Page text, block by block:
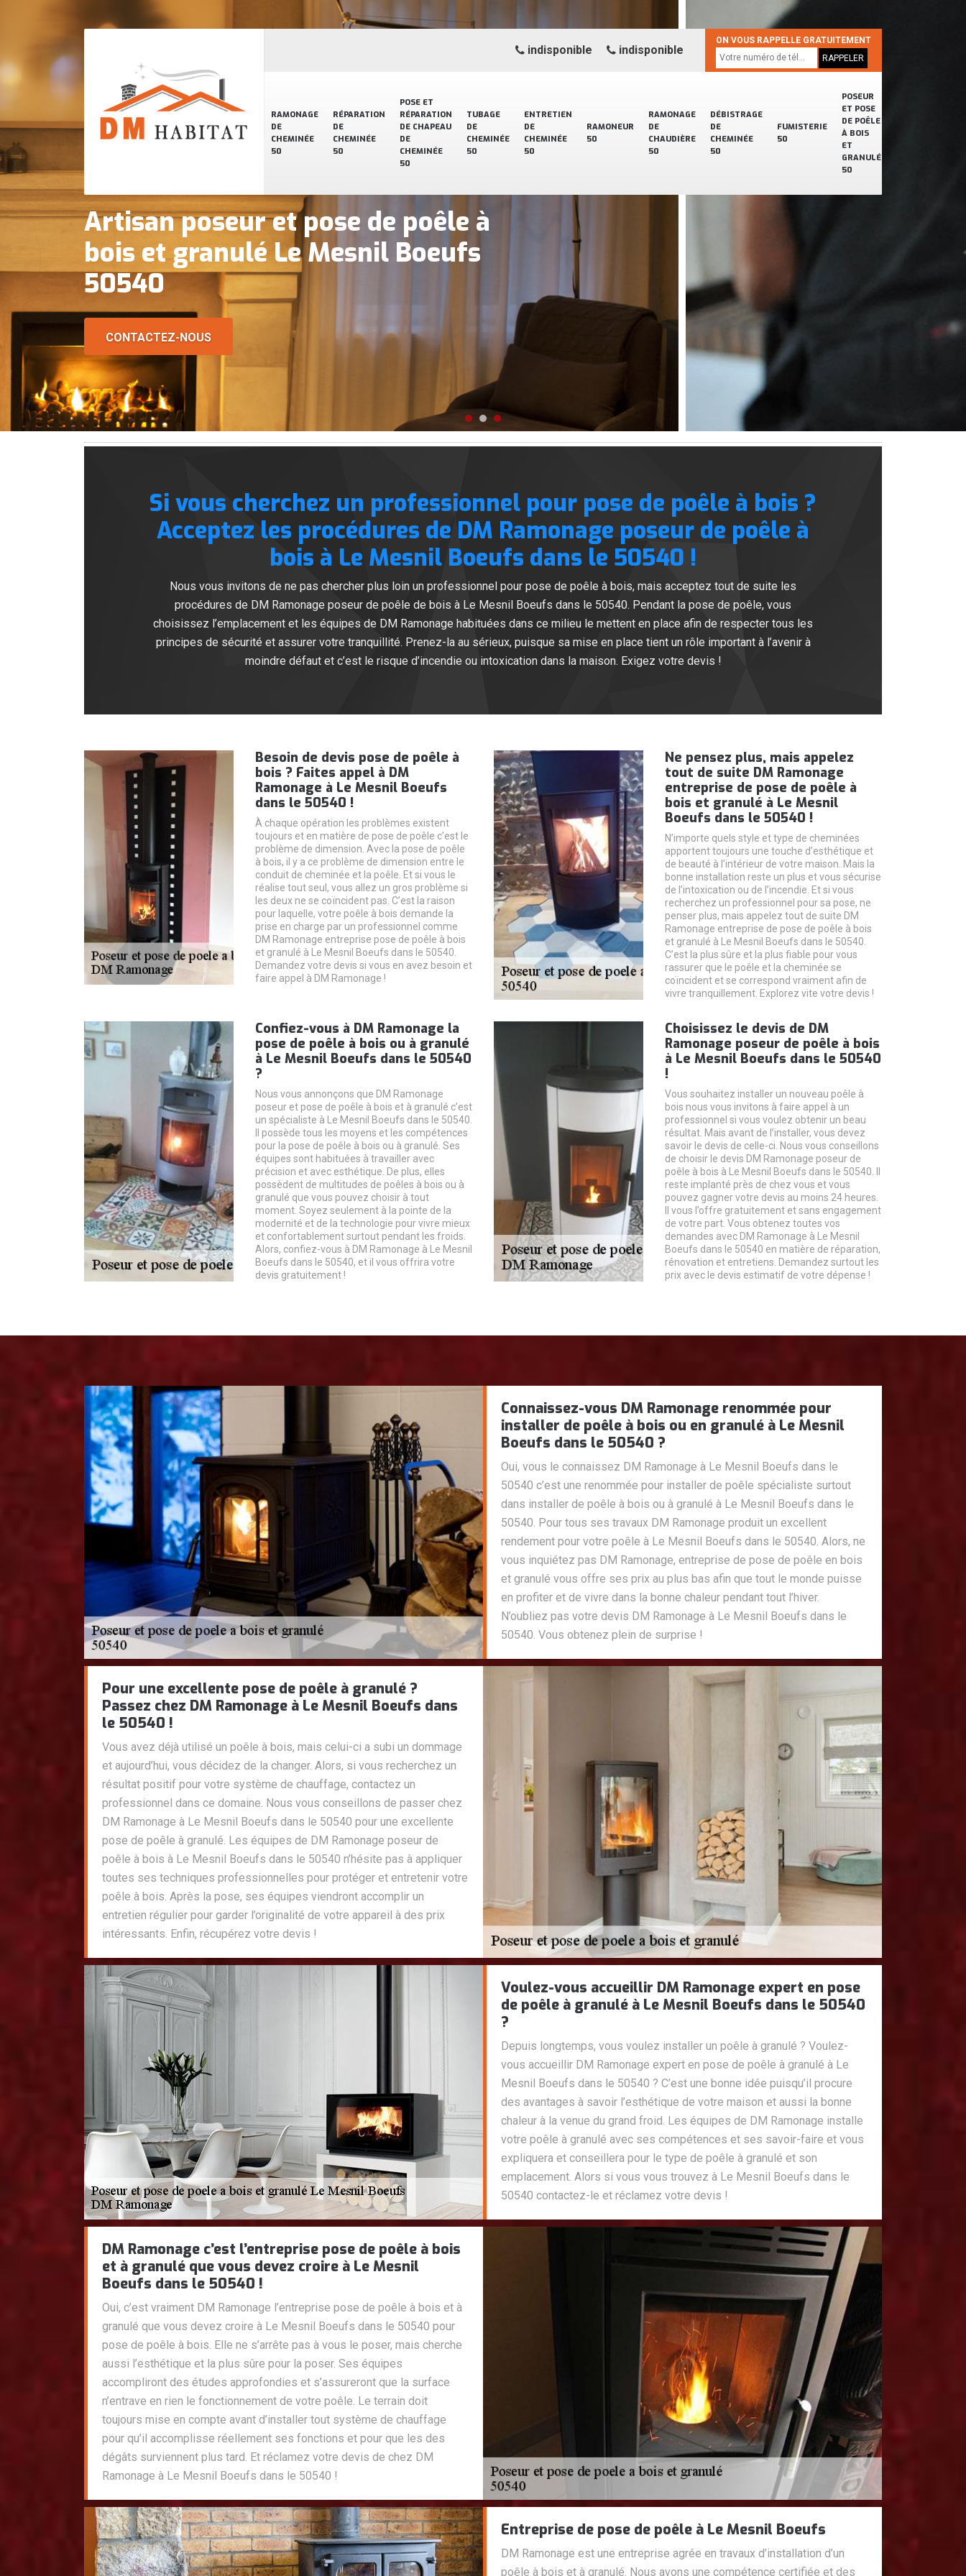
RAMONAGE
DE
CHEMINÉE
50
RÉPARATION
DE
CHEMINÉE
50
POSE ET
RÉPARATION
DE CHAPEAU
DE
CHEMINÉE
50
TUBAGE
DE
CHEMINÉE
50
ENTRETIEN
DE
CHEMINÉE
50
RAMONEUR
50
RAMONAGE
DE
CHAUDIÈRE
50
DÉBISTRAGE
DE
CHEMINÉE
50
FUMISTERIE
50
POSEUR
ET POSE
DE POÊLE
À BOIS
ET
GRANULÉ
50
indisponible indisponible
ON VOUS RAPPELLE GRATUITEMENT
Artisan poseur et pose de poêle à
bois et granulé Le Mesnil Boeufs
50540
CONTACTEZ-NOUS
Si vous cherchez un professionnel pour pose de poêle à bois ?
Acceptez les procédures de DM Ramonage poseur de poêle à
bois à Le Mesnil Boeufs dans le 50540 !
Nous vous invitons de ne pas chercher plus loin un professionnel pour pose de poêle à bois, mais acceptez tout de suite les
procédures de DM Ramonage poseur de poêle de bois à Le Mesnil Boeufs dans le 50540. Pendant la pose de poêle, vous
choisissez l’emplacement et les équipes de DM Ramonage habituées dans ce milieu le mettent en place afin de respecter tous les
principes de sécurité et assurer votre tranquillité. Prenez-la au sérieux, puisque sa mise en place tient un rôle important à l’avenir à
moindre défaut et c’est le risque d’incendie ou intoxication dans la maison. Exigez votre devis !
Besoin de devis pose de poêle à
bois ? Faites appel à DM
Ramonage à Le Mesnil Boeufs
dans le 50540 !
À chaque opération les problèmes existent
toujours et en matière de pose de poêle c’est le
problème de dimension. Avec la pose de poêle
à bois, il y a ce problème de dimension entre le
conduit de cheminée et la poêle. Et si vous le
réalise tout seul, vous allez un gros problème si
les deux ne se coïncident pas. C’est la raison
pour laquelle, votre poêle à bois demande la
prise en charge par un professionnel comme
DM Ramonage entreprise pose de poêle à bois
et granulé à Le Mesnil Boeufs dans le 50540.
Demandez votre devis si vous en avez besoin et
faire appel à DM Ramonage !
Ne pensez plus, mais appelez
tout de suite DM Ramonage
entreprise de pose de poêle à
bois et granulé à Le Mesnil
Boeufs dans le 50540 !
N’importe quels style et type de cheminées
apportent toujours une touche d’esthétique et
de beauté à l’intérieur de votre maison. Mais la
bonne installation reste un plus et vous sécurise
de l’intoxication ou de l’incendie. Et si vous
recherchez un professionnel pour sa pose, ne
penser plus, mais appelez tout de suite DM
Ramonage entreprise de pose de poêle à bois
et granulé à Le Mesnil Boeufs dans le 50540.
C’est la plus sûre et la plus fiable pour vous
rassurer que le poêle et la cheminée se
coïncident et se correspond vraiment afin de
vivre tranquillement. Explorez vite votre devis !
Confiez-vous à DM Ramonage la
pose de poêle à bois ou à granulé
à Le Mesnil Boeufs dans le 50540
?
Nous vous annonçons que DM Ramonage
poseur et pose de poêle à bois et à granulé c’est
un spécialiste à Le Mesnil Boeufs dans le 50540.
Il possède tous les moyens et les compétences
pour la pose de poêle à bois ou à granulé. Ses
équipes sont habituées à travailler avec
précision et avec esthétique. De plus, elles
possèdent de multitudes de poêles à bois ou à
granulé que vous pouvez choisir à tout
moment. Soyez seulement à la pointe de la
modernité et de la technologie pour vivre mieux
et confortablement surtout pendant les froids.
Alors, confiez-vous à DM Ramonage à Le Mesnil
Boeufs dans le 50540, et il vous offrira votre
devis gratuitement !
Choisissez le devis de DM
Ramonage poseur de poêle à bois
à Le Mesnil Boeufs dans le 50540
!
Vous souhaitez installer un nouveau poêle à
bois nous vous invitons à faire appel à un
professionnel si vous voulez obtenir un beau
résultat. Mais avant de l’installer, vous devez
savoir le devis de celle-ci. Nous vous conseillons
de choisir le devis DM Ramonage poseur de
poêle à bois à Le Mesnil Boeufs dans le 50540. Il
reste implanté près de chez vous et vous
pouvez gagner votre devis au moins 24 heures.
Il vous l’offre gratuitement et sans engagement
de votre part. Vous obtenez toutes vos
demandes avec DM Ramonage à Le Mesnil
Boeufs dans le 50540 en matière de réparation,
rénovation et entretiens. Demandez surtout les
prix avec le devis estimatif de votre dépense !
Connaissez-vous DM Ramonage renommée pour
installer de poêle à bois ou en granulé à Le Mesnil
Boeufs dans le 50540 ?
Oui, vous le connaissez DM Ramonage à Le Mesnil Boeufs dans le
50540 c’est une renommée pour installer de poêle spécialiste surtout
dans installer de poêle à bois ou à granulé à Le Mesnil Boeufs dans le
50540. Pour tous ses travaux DM Ramonage produit un excellent
rendement pour votre poêle à Le Mesnil Boeufs dans le 50540. Alors, ne
vous inquiétez pas DM Ramonage, entreprise de pose de poêle en bois
et granulé vous offre ses prix au plus bas afin que tout le monde puisse
en profiter et de vivre dans la bonne chaleur pendant tout l’hiver.
N’oubliez pas votre devis DM Ramonage à Le Mesnil Boeufs dans le
50540. Vous obtenez plein de surprise !
Pour une excellente pose de poêle à granulé ?
Passez chez DM Ramonage à Le Mesnil Boeufs dans
le 50540 !
Vous avez déjà utilisé un poêle à bois, mais celui-ci a subi un dommage
et aujourd’hui, vous décidez de la changer. Alors, si vous recherchez un
résultat positif pour votre système de chauffage, contactez un
professionnel dans ce domaine. Nous vous conseillons de passer chez
DM Ramonage à Le Mesnil Boeufs dans le 50540 pour une excellente
pose de poêle à granulé. Les équipes de DM Ramonage poseur de
poêle à bois à Le Mesnil Boeufs dans le 50540 n’hésite pas à appliquer
toutes ses techniques professionnelles pour protéger et entretenir votre
poêle à bois. Après la pose, ses équipes viendront accomplir un
entretien régulier pour garder l’originalité de votre appareil à des prix
intéressants. Enfin, récupérez votre devis !
Voulez-vous accueillir DM Ramonage expert en pose
de poêle à granulé à Le Mesnil Boeufs dans le 50540
?
Depuis longtemps, vous voulez installer un poêle à granulé ? Voulez-
vous accueillir DM Ramonage expert en pose de poêle à granulé à Le
Mesnil Boeufs dans le 50540 ? C’est une bonne idée puisqu’il procure
des avantages à savoir l’esthétique de votre maison et aussi la bonne
chaleur à la venue du grand froid. Les équipes de DM Ramonage installe
votre poêle à granulé avec ses compétences et ses savoir-faire et vous
expliquera et conseillera pour le type de poêle à granulé et son
emplacement. Alors si vous vous trouvez à Le Mesnil Boeufs dans le
50540 contactez-le et réclamez votre devis !
DM Ramonage c’est l’entreprise pose de poêle à bois
et à granulé que vous devez croire à Le Mesnil
Boeufs dans le 50540 !
Oui, c’est vraiment DM Ramonage l’entreprise pose de poêle à bois et à
granulé que vous devez croire à Le Mesnil Boeufs dans le 50540 pour
pose de poêle à bois. Elle ne s’arrête pas à vous le poser, mais cherche
aussi l’esthétique et la plus sûre pour la poser. Ses équipes
accompliront des études approfondies et s’assureront que la surface
n’entrave en rien le fonctionnement de votre poêle. Le terrain doit
toujours mise en compte avant d’installer tout système de chauffage
pour qu’il accomplisse réellement ses fonctions et pour que les des
dégâts surviennent plus tard. Et réclamez votre devis de chez DM
Ramonage à Le Mesnil Boeufs dans le 50540 !
Entreprise de pose de poêle à Le Mesnil Boeufs
DM Ramonage est une entreprise agrée en travaux d’installation d’un
poêle à bois et à granulé. Nous avons une compétence certifiée et des